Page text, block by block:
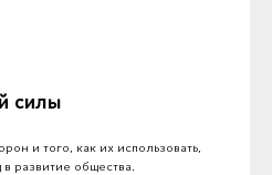
силы
и того, как их использовать,
развитие общества.